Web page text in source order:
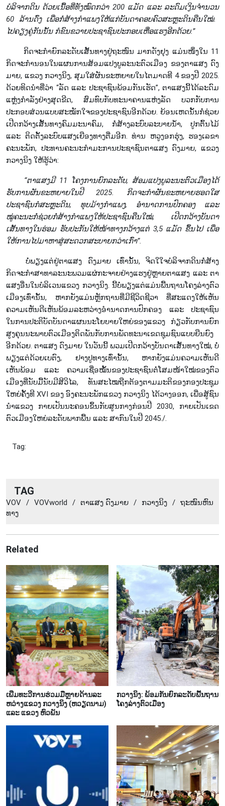
ບໍລິຈາກດິນ ດ້ວຍເນື້ອທີ່ທັງໝົດກວ່າ200 ແມັດ ແລະ ລະດົມເງິນຈຳນວນ
60 ລ້ານດົ່ງ ເພື່ອກໍ່ສ້າງກຳແພງໃຫ້ແກ່ບັນດາຄອບຄົວສະຫຼະດິນຄືນໃໝ່.
ໄປຄຽງຄູ່ກັນນັ້ນ ກໍຂົນຂວາຍປະຊາຊົນປະກອບເຫື່ອແຮງອີກດ້ວຍ.”
ກິດຈະກຳຍົກລະດັບເສັ້ນທາງຢູ່ຖະໜົນ ມາກດັງຢຸງ ແມ່ນໜຶ່ງໃນ 11
ກິດຈະກຳນອນໃນແຜນການສ້ອມແປງບູລະນະຕົວເມືອງ ຂອງຕາແສງ ດົງ
ມາຍ, ແຂວງ ກວາງນິງ, ສຸມໃສ່ຜັນຂະຫຍາຍໃນໄຕມາດທີ 4 ຂອງປີ 2025.
ດ້ວຍທິດນຳທີ່ວ່າ “ລັດ ແລະ ປະຊາຊົນພ້ອມກັນເຮັດ”, ຕາແສງນີ້ໄດ້ລະດົມ
ແຫຼ່ງກໍາລັງຢ່າງສຸດຂີດ, ສົມທົບກັບທະນາຄານແຫ່ງລັດ ບວກກັບການ
ປະກອບສ່ວນແບບສະໝັກໃຈຂອງປະຊາຊົນອີກດ້ວຍ. ຍ້ອນເຫດນັ້ນກໍ່ຊ່ວຍ
ເປີດກວ້າງເສັ້ນທາງຄົມມະນາຄົມ, ກໍ່ສ້າງລະບົບລະບາຍນ້ຳ, ປູກຕົ້ນໄມ້
ແລະ ຕິດຕັ້ງລະບົບແສງເຍືອງທາງຕື່ມອີກ. ທ່ານ ຫວູງອກຮຸ່ງ, ຮອງເລຂາ
ຄະນະພັກ, ປະທານຄະນະກຳມະການປະຊາຊົນຕາແສງ ດົງມາຍ, ແຂວງ
ກວາງນິງ ໃຫ້ຮູ້ວ່າ:
“ຕາແສງມີ11 ໂຄງການຍົກລະດັບ, ສ້ອມແປງບູລະນະຕົວເມືອງໄດ້
ຮັບການຜັນຂະຫຍາຍໃນປີ2025. ກິດຈະກຳຜັນຂະຫຍາຍຮອດໃສ
ປະຊາຊົນກໍສະຫຼະດິນ, ທຸບມ້າງກຳແພງ, ອຳນາດການປົກຄອງ
ແລະ
ໝູ່ຄະນະກໍ່ຊ່ວຍກໍ່ສ້າງກຳແພງໃຫ້ປະຊາຊົນຄືນໃໝ່, ເປີດກວ້າງບັນດາ
ເສັ້ນທາງໃນຮ່ອມ ຮັບປະກັນໃຫ້ໜ້າທາງກວ້າງແຕ່3,5 ແມັດ ຂຶ້ນໄປ ເພື່ອ
ໃຫ້ການໄປມາຫາສູ່ສະດວກສະບາຍກວ່າເກົ່າ”.
ບໍ່ພຽງແຕ່ຢູ່ຕາແສງ ດົງມາຍ ເທົ່ານັ້ນ, ຈິດໃໃຈບໍລິຈາກດິນກໍ່ສ້າງ
ກິດຈະກຳສາທາລະນະພວມແຜ່ກະຈາຍຢ່າງແຮງຢູ່ຫຼາຍຕາແສງ ແລະ ຕາ
ແສງອື່ນໃນບໍລິເວນແຂວງ ກວາງນິງ. ນີ້ບໍ່ພຽງແຕ່ແມ່ນພື້ນຖານໂຄງລ່າງຕົວ
ເມືອງເທົ່ານັ້ນ, ຫາກຍັງແມ່ນຫຼັກຖານທີ່ມີຊີວິດຊີວາ ທີ່ສະແດງໃຫ້ເຫັນ
ຄວາມເຫັນດີເຫັນພ້ອມລະຫວ່າງອໍານາດການປົກຄອງ ແລະ ປະຊາຊົນ
ໃນການປະຕິບັດບັນດາແຜນນະໂຍບາຍໃຫຍ່ຂອງແຂວງ ກ່ຽວກັບການຍົກ
ສູງຄຸນນະພາບຕົວເມືອງຕິດພັນກັບການພັດທະນາເຂດຊຸມຊົນແບບຍືນຍົງ
ອີກດ້ວຍ. ຕາແສງ ດົງມາຍ ໃນວັນນີ້ ພວມເປີດກວ້າງບັນດາເສັ້ນທາງໃໝ່, ບໍ່
ພຽງແຕ່ດ້ວຍເບຕົງ, ຢາງປູທາງເທົ່ານັ້ນ, ຫາກຍັງແມ່ນຄວາມເຫັນດີ
ເຫັນພ້ອມ ແລະ ຄວາມເຊື່ອໝັ້ນຂອງປະຊາຊົນຕໍ່ໂສມໜ້າໃໝ່ຂອງຕົວ
ເມືອງທີ່ນັບມື້ນັບມີສິວິໄລ, ທັນສະໄໝຖືກຕ້ອງຕາມມະຕິຂອງກອງປະຊຸມ
ໃຫຍ່ຄັ້ງທີ XVI ຂອງ ອົງຄະນະພັກແຂວງ ກວາງນິງ ໄດ້ວາງອອກ, ເພື່ອສູ້ຊົນ
ນຳແຂວງ ກາຍເປັນນະຄອນຂຶ້ນກັບສູນກາງກ່ອນປີ 2030, ກາຍເປັນເຂດ
ຕົວເມືອງໃຫຍ່ລະດັບພາກພື້ນ ແລະ ສາກົນໃນປີ 2045./.
Tag:
TAG
VOV / VOVworld / ຕາ​ແສງ ດົງ​ມາຍ / ກວາງ​ນິງ / ຖະ​ໜົນ​ຫົນ​
ທາງ
Related
ເພີ່ມ​ທະ​ວີ​ການ​ຮ່ວມ​ມືຫຼາຍ​ດ້ານ​ລະ​
ຫວ່າງ​ແຂວງ ກວາງ​ນິງ (ຫວຽດ​ນາມ)
ແລະ ແຂວງ ຫົວ​ພັນ
ກວາງ​ນິງ: ພ້ອມ​ກັນຍົກ​ລະ​ດັບ​ພື້ນ​ຖານ​
ໂຄງ​ລ່າງ​ຕົວ​ເມືອງ​